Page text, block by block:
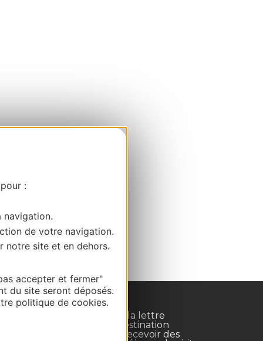
:
navigation.
de votre navigation.
notre site et en dehors.
accepter et fermer"
du site seront déposés.
politique de cookies.
Inscrivez-vous à la lettre
d'information Destination
Occitanie pour recevoir des